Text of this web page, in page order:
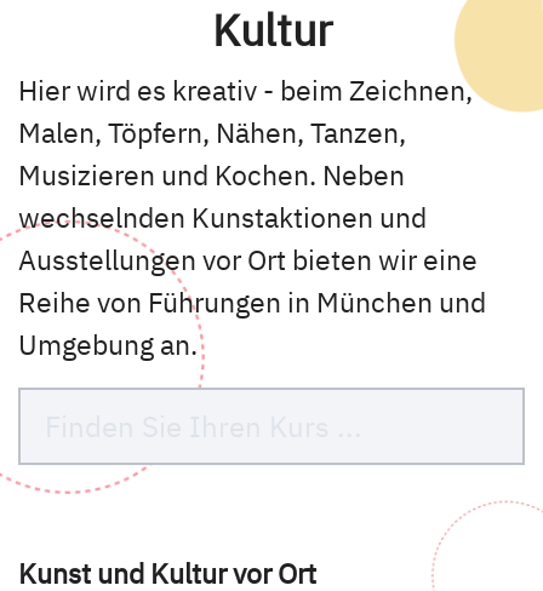
Kultur
Hier wird es kreativ - beim Zeichnen,
Malen, Töpfern, Nähen, Tanzen,
Musizieren und Kochen. Neben
wechselnden Kunstaktionen und
Ausstellungen vor Ort bieten wir eine
Reihe von Führungen in München und
Umgebung an.
Kurse des folgenden Fachbereiches
Kunst und Kultur vor Ort